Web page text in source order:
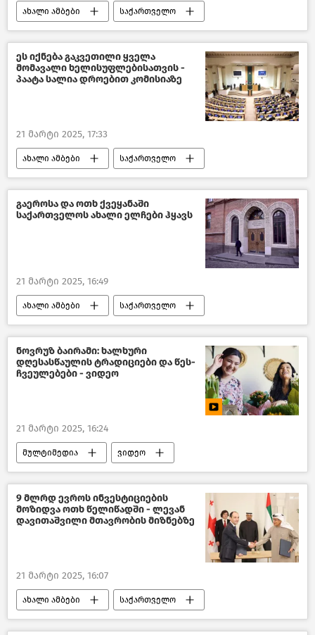
ახალი ამბები საქართველო
საქართველოს მთავრობა
საქართველოს პრემიერ–მინისტრი
საქართველოს პარლამენტი
შალვა პაპუაშვილი
საქართველოს პრეზიდენტი
ეს იქნება გაკვეთილი ყველა
მომავალი ხელისუფლებისათვის -
პაატა სალია დროებით კომისიაზე
21 მარტი 2025, 17:33
ახალი ამბები საქართველო
გახმაურებული სასამართლო პროცესები
საქართველოს პარლამენტი
პოლიტიკა საქართველოში პოლიტიკა
ქართული ოცნება
გაეროსა და ოთხ ქვეყანაში
საქართველოს ახალი ელჩები ჰყავს
21 მარტი 2025, 16:49
ახალი ამბები საქართველო
საქართველოს საგარეო პოლიტიკა
საქართველოს საგარეო საქმეთა სამინისტრო
უზბეკეთი
ნოვრუზ ბაირამი: ხალხური
დღესასწაულის ტრადიციები და წეს-
ჩვეულებები - ვიდეო
21 მარტი 2025, 16:24
მულტიმედია ვიდეო
საქართველო
9 მლრდ ევროს ინვესტიციების
მოზიდვა ოთხ წელიწადში - ლევან
დავითაშვილი მთავრობის მიზნებზე
21 მარტი 2025, 16:07
ახალი ამბები საქართველო
ეკონომიკა საქართველოს ეკონომიკა